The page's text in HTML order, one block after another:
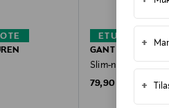
+
+
GANT
Slim-nahkavyö
Original Price
79,90 €